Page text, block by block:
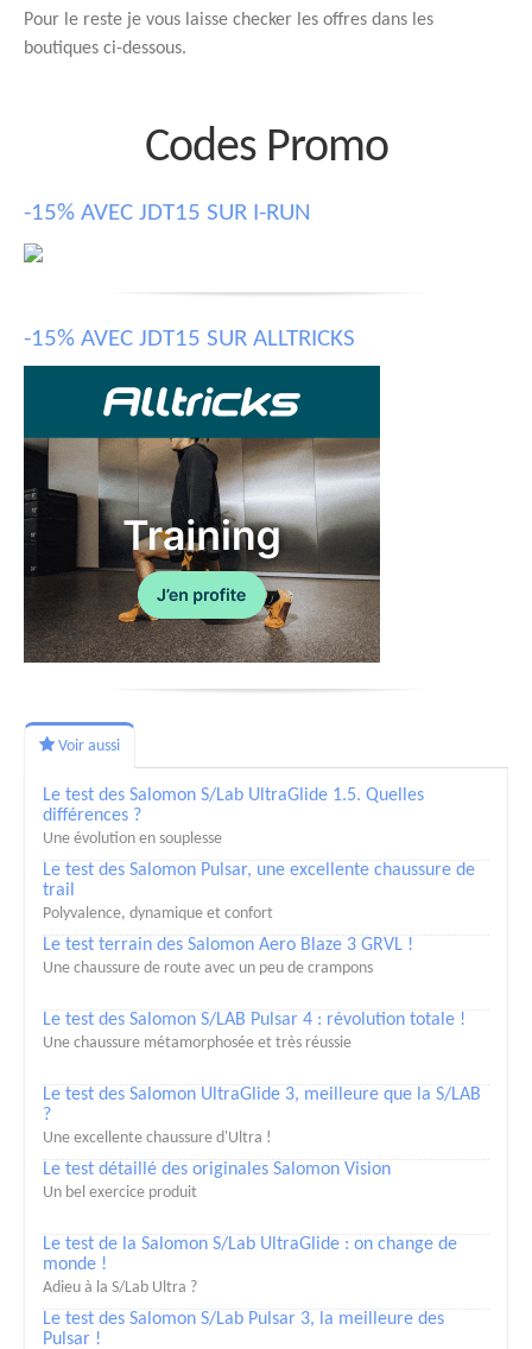
Pour le reste je vous laisse checker les offres dans les
boutiques ci-dessous.
Codes Promo
-15% AVEC JDT15 SUR I-RUN
-15% AVEC JDT15 SUR ALLTRICKS
Voir aussi
Le test des Salomon S/Lab UltraGlide 1.5. Quelles
différences ?
Une évolution en souplesse
Le test des Salomon Pulsar, une excellente chaussure de
trail
Polyvalence, dynamique et confort
Le test terrain des Salomon Aero Blaze 3 GRVL !
Une chaussure de route avec un peu de crampons
Le test des Salomon S/LAB Pulsar 4 : révolution totale !
Une chaussure métamorphosée et très réussie
Le test des Salomon UltraGlide 3, meilleure que la S/LAB
?
Une excellente chaussure d'Ultra !
Le test détaillé des originales Salomon Vision
Un bel exercice produit
Le test de la Salomon S/Lab UltraGlide : on change de
monde !
Adieu à la S/Lab Ultra ?
Le test des Salomon S/Lab Pulsar 3, la meilleure des
Pulsar !